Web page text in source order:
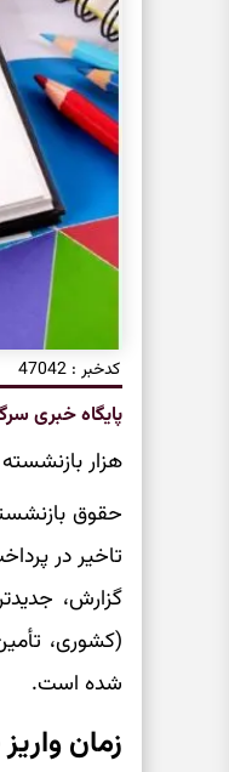
کدخبر : 47042
پایگاه خبری
هزار
حقوق
تاخیر در
گزارش،
(کشوری،
شده است.
زمان